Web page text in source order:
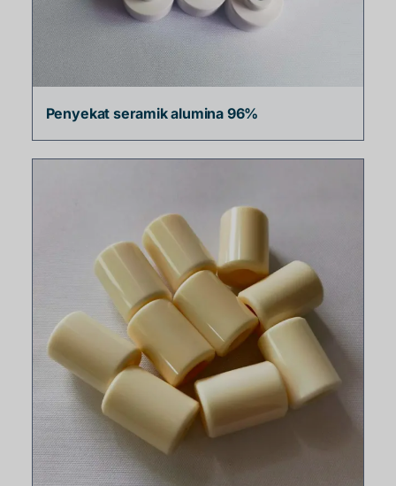
Penyekat seramik alumina 96%